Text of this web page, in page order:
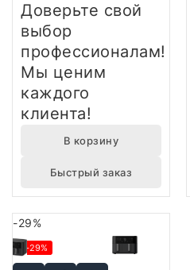
Доверьте свой
выбор
профессионалам!
Мы ценим
каждого
клиента!
В корзину
Быстрый заказ
-29%
-29%